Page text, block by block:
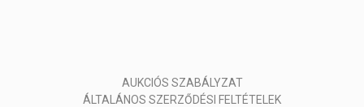
AUKCIÓS SZABÁLYZAT
ÁLTALÁNOS SZERZŐDÉSI FELTÉTELEK